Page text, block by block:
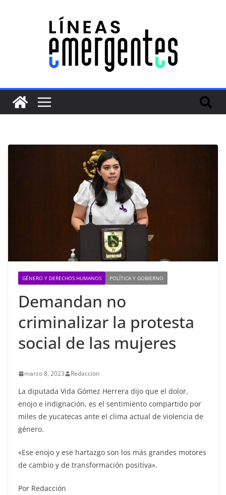
GÉNERO Y DERECHOS HUMANOS POLÍTICA Y GOBIERNO
Demandan no
criminalizar la protesta
social de las mujeres
marzo 8, 2023 Redaccion
La diputada Vida Gómez Herrera dijo que el dolor,
enojo e indignación, es el sentimiento compartido por
miles de yucatecas ante el clima actual de violencia de
género.
«Ese enojo y ese hartazgo son los más grandes motores
de cambio y de transformación positiva».
Por Redacción